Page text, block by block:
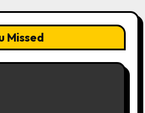
Missed